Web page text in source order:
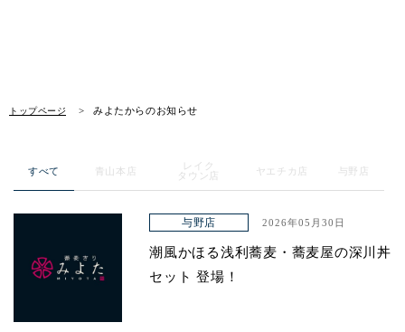
トップページ みよたからのお知らせ
お知らせ
アクセス
すべて 青山本店
レイク
タウン店
ヤエチカ店 与野店
与野店 2026年05月30日
潮風かほる浅利蕎麦・蕎麦屋の深川丼
セット 登場！